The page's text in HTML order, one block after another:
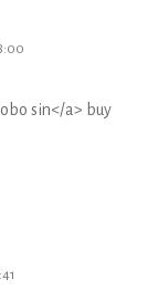
sin</a> buy